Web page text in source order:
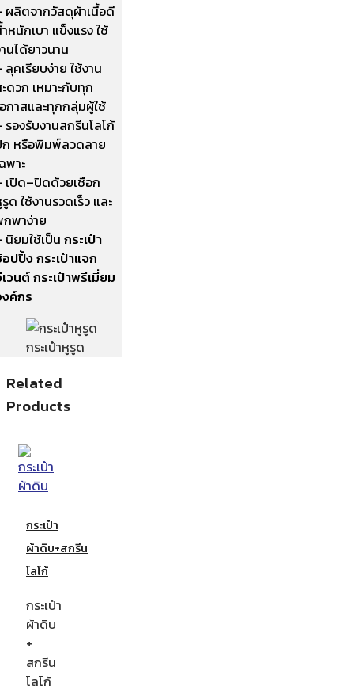
ผลิตจากวัสดุผ้าเนื้อดี
หนักเบา แข็งแรง ใช้
นได้ยาวนาน
ลุคเรียบง่าย ใช้งาน
ดวก เหมาะกับทุก
กาสและทุกกลุ่มผู้ใช้
รองรับงานสกรีนโลโก้
หรือพิมพ์ลวดลาย
พาะ
เปิด–ปิดด้วยเชือก
ด ใช้งานรวดเร็ว และ
พาง่าย
นิยมใช้เป็น กระเป๋า
ปปิ้ง กระเป๋าแจก
วนต์ กระเป๋าพรีเมี่ยม
ค์กร
กระเป๋าหูรูด
Related
Products
กระเป๋า
ผ้าดิบ+สกรีน
โลโก้
กระเป๋า
ผ้าดิบ
+
สกรีน
โลโก้